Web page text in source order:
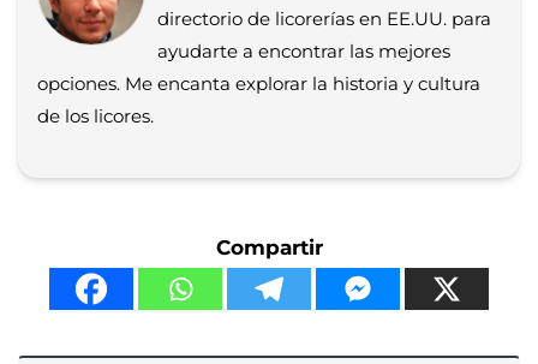
directorio de licorerías en EE.UU. para
ayudarte a encontrar las mejores
opciones. Me encanta explorar la historia y cultura
de los licores.
Compartir